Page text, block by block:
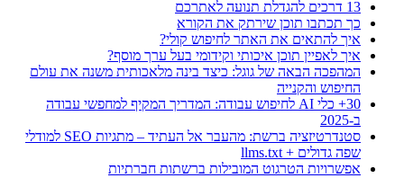
13 דרכים להגדלת תנועה לאתרכם
כך תכתבו תוכן שירתק את הקורא
איך להתאים את האתר לחיפוש קולי?
איך לאפיין תוכן איכותי וקידומי בעל ערך מוסף?
המהפכה הבאה של גוגל: כיצד בינה מלאכותית משנה את עולם
החיפוש והקנייה
30+ כלי AI לחיפוש עבודה: המדריך המקיף למחפשי עבודה
ב-2025
סטנדרטיזציה ברשת: מהעבר אל העתיד – מתגיות SEO למודלי
שפה גדולים + llms.txt
אפשרויות הטרגוט המובילות ברשתות חברתיות